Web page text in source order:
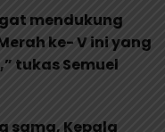
mendukung
ke- V ini yang
tukas Semuel
sama, Kepala